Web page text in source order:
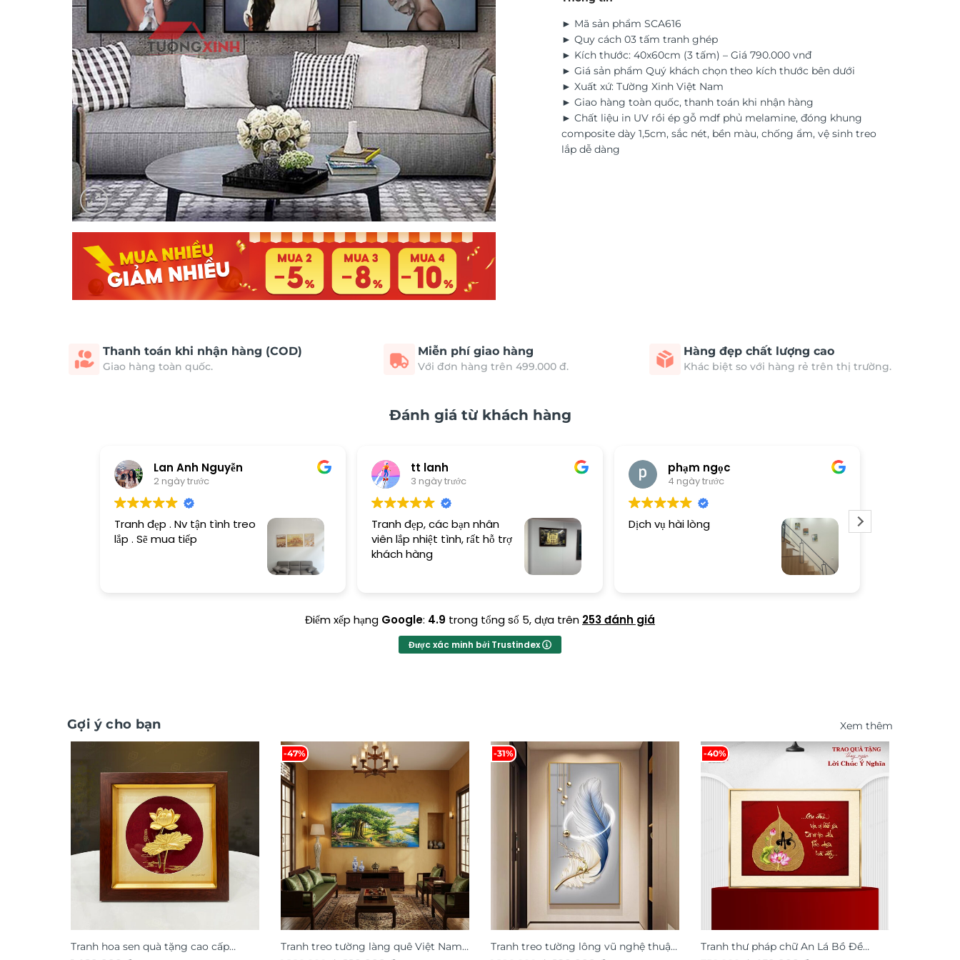
► Mã sản phẩm SCA616
► Quy cách 03 tấm tranh ghép
► Kích thước: 40x60cm (3 tấm) – Giá 790.000 vnđ
► Giá sản phẩm Quý khách chọn theo kích thước bên dưới
► Xuất xứ: Tường Xinh Việt Nam
► Giao hàng toàn quốc, thanh toán khi nhận hàng
► Chất liệu in UV rồi ép gỗ mdf phủ melamine, đóng khung
composite dày 1,5cm, sắc nét, bền màu, chống ẩm, vệ sinh treo
lắp dễ dàng
Thanh toán khi nhận hàng (COD)
Giao hàng toàn quốc.
Miễn phí giao hàng
Với đơn hàng trên 499.000 đ.
Hàng đẹp chất lượng cao
Khác biệt so với hàng rẻ trên thị trường.
Đánh giá từ khách hàng
Lan Anh Nguyễn
2 ngày trước
Tranh đẹp . Nv tận tình treo
lắp . Sẽ mua tiếp
tt lanh
3 ngày trước
Tranh đẹp, các bạn nhân
viên lắp nhiệt tình, rất hỗ trợ
khách hàng
phạm ngọc
4 ngày trước
Dịch vụ hài lòng
Điểm xếp hạng Google: 4.9 trong tổng số 5,dựa trên 253 đánh giá
Được xác minh bởi Trustindex
Gợi ý cho bạn Xem thêm
Tranh hoa sen quà tặng cao cấp
-47%
Tranh treo tường làng quê Việt Nam
-31%
Tranh treo tường lông vũ nghệ thuật
-40%
Tranh thư pháp chữ An Lá Bồ Đề